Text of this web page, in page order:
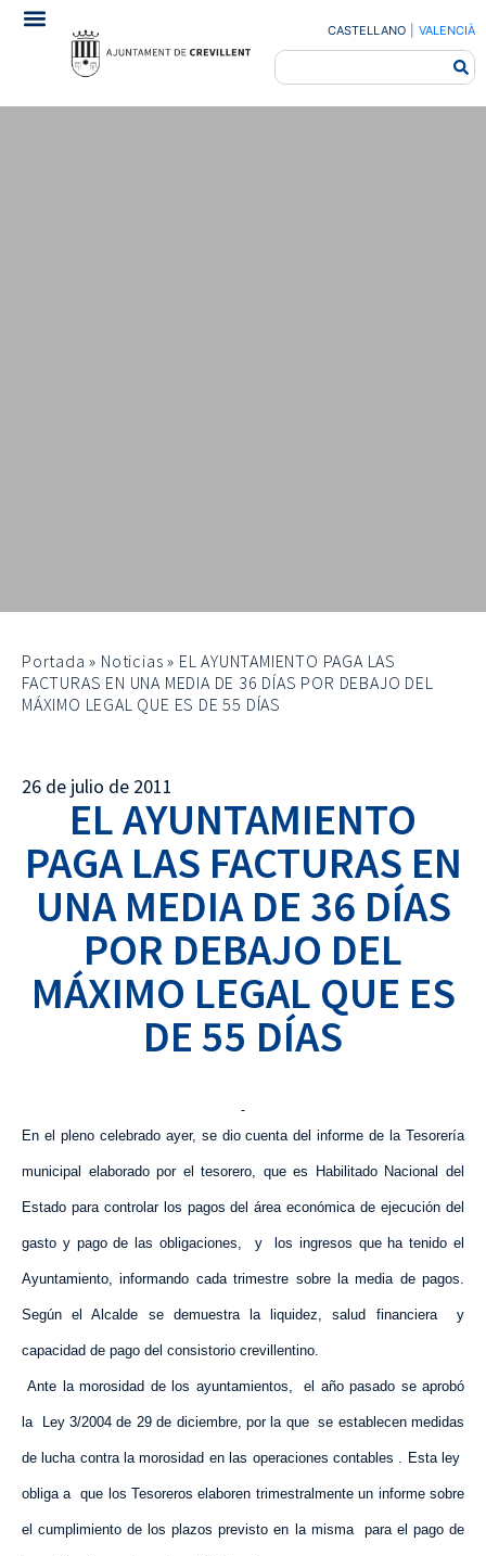
CASTELLANO VALENCIÀ
Portada » Noticias » EL AYUNTAMIENTO PAGA LAS
FACTURAS EN UNA MEDIA DE 36 DÍAS POR DEBAJO DEL
MÁXIMO LEGAL QUE ES DE 55 DÍAS
26 de julio de 2011
EL AYUNTAMIENTO
PAGA LAS FACTURAS EN
UNA MEDIA DE 36 DÍAS
POR DEBAJO DEL
MÁXIMO LEGAL QUE ES
DE 55 DÍAS
En el pleno celebrado ayer, se dio cuenta del informe de la Tesorería
municipal elaborado por el tesorero, que es Habilitado Nacional del
Estado para controlar los pagos del área económica de ejecución del
gasto y pago de las obligaciones, y los ingresos que ha tenido el
Ayuntamiento, informando cada trimestre sobre la media de pagos.
Según el Alcalde se demuestra la liquidez, salud financiera y
capacidad de pago del consistorio crevillentino.
Ante la morosidad de los ayuntamientos, el año pasado se aprobó
la Ley3/2004 de 29 de diciembre, por la que se establecen medidas
de lucha contra la morosidad en las operaciones contables . Esta ley
obliga a que los Tesoreros elaboren trimestralmente un informe sobre
el cumplimiento de los plazos previsto en la misma para el pago de